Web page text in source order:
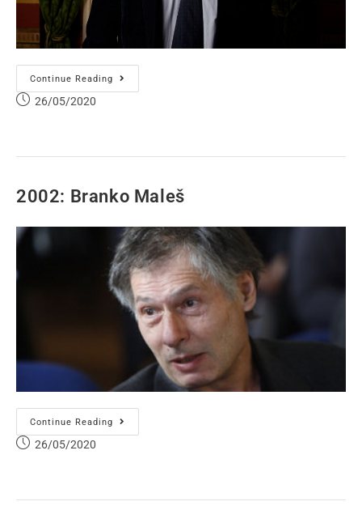
Continue Reading
26/05/2020
2002: Branko Maleš
Continue Reading
26/05/2020